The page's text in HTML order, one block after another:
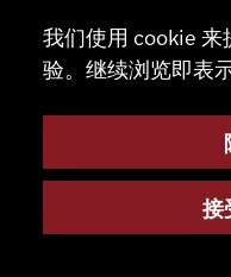
摩尔多瓦
我们使用 cookie
验。继续浏览即表
接